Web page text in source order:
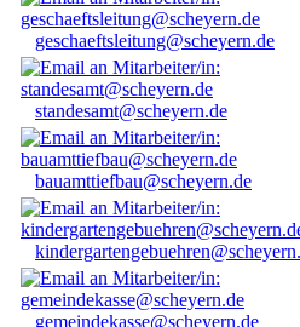
geschaeftsleitung@scheyern.de
standesamt@scheyern.de
bauamttiefbau@scheyern.de
gemeindekasse@scheyern.de